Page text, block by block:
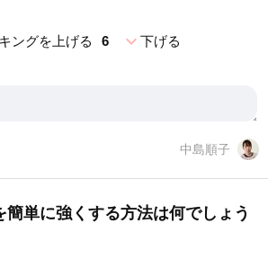
ングを上げる 6 expand_more下げる
中島順子
簡単に強くする方法は何でしょう